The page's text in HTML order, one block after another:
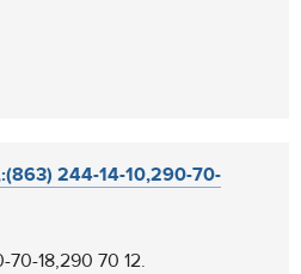
244-14-10,290-70-
70-18,290 70 12.